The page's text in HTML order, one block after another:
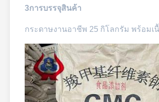
3การบรรจุสินค้า
กระดาษงานอาชีพ 25 กิโลกรัม พร้อมเ